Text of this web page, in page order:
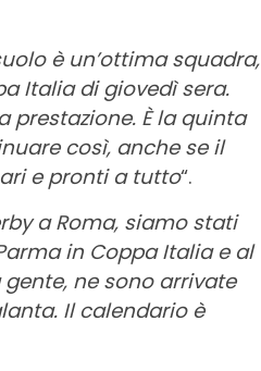
è un’ottima squadra,
Italia di giovedì sera.
prestazione. È la quinta
così, anche se il
e pronti a tutto“.
a Roma, siamo stati
in Coppa Italia e al
ne sono arrivate
Il calendario è